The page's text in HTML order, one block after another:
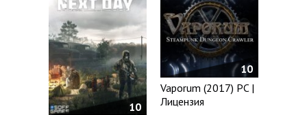
10
10
Vaporum (2017) PC |
Лицензия